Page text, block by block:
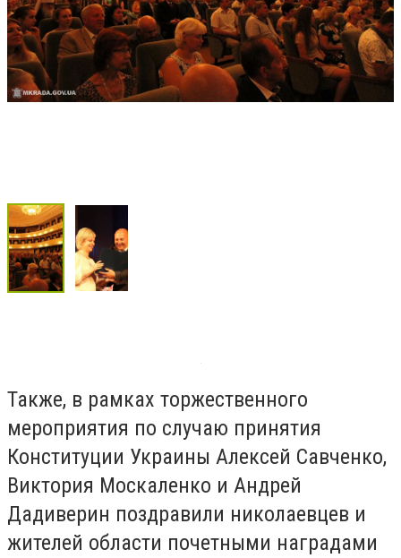
Также, в рамках торжественного
мероприятия по случаю принятия
Конституции Украины Алексей Савченко,
Виктория Москаленко и Андрей
Дадиверин поздравили николаевцев и
жителей области почетными наградами